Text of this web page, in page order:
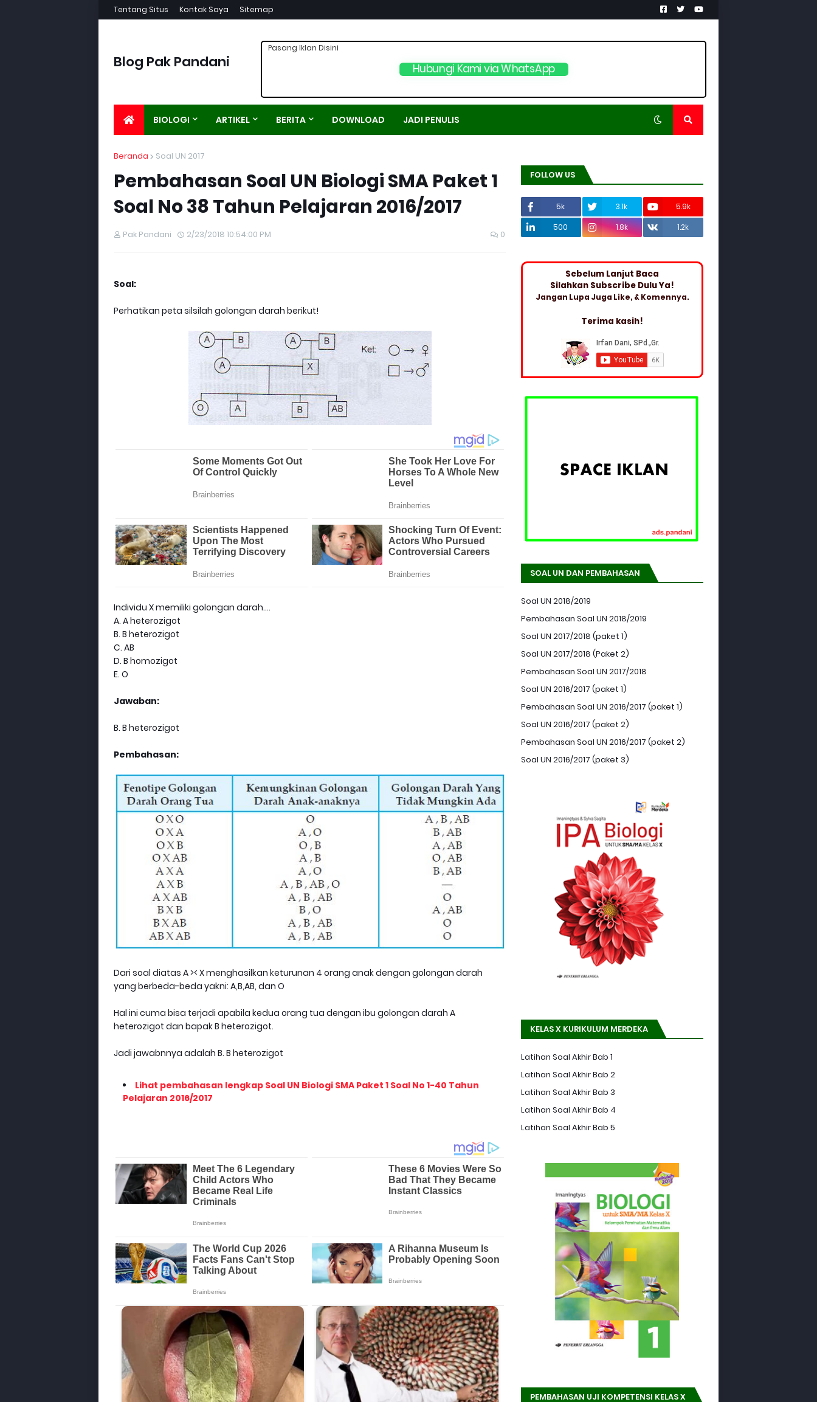
Tentang Situs Kontak Saya Sitemap
Blog Pak Pandani Hubungi Kami via WhatsApp
Pasang Iklan Disini
BIOLOGI ARTIKEL BERITA DOWNLOAD JADI PENULIS
Beranda Soal UN 2017
Pembahasan Soal UN Biologi SMA Paket 1
Soal No 38 Tahun Pelajaran 2016/2017
Pak Pandani 2/23/2018 10:54:00 PM 0
Soal:
Perhatikan peta silsilah golongan darah berikut!
Individu X memiliki golongan darah….
A. A heterozigot
B. B heterozigot
C. AB
D. B homozigot
E. O
Jawaban:
B. B heterozigot
Pembahasan:
Dari soal diatas A >< X menghasilkan keturunan 4 orang anak dengan golongan darah
yang berbeda-beda yakni: A,B,AB, dan O
Hal ini cuma bisa terjadi apabila kedua orang tua dengan ibu golongan darah A
heterozigot dan bapak B heterozigot.
Jadi jawabnnya adalah B. B heterozigot
Lihat pembahasan lengkap Soal UN Biologi SMA Paket 1 Soal No 1-40 Tahun
Pelajaran 2016/2017
FOLLOW US
5k 3.1k
5.9k
500
1.8k 1.2k
Sebelum Lanjut Baca
Silahkan Subscribe Dulu Ya!
Jangan Lupa Juga Like, & Komennya.
Terima kasih!
SOAL UN DAN PEMBAHASAN
Soal UN 2018/2019
Pembahasan Soal UN 2018/2019
Soal UN 2017/2018 (paket 1)
Soal UN 2017/2018 (Paket 2)
Pembahasan Soal UN 2017/2018
Soal UN 2016/2017 (paket 1)
Pembahasan Soal UN 2016/2017 (paket 1)
Soal UN 2016/2017 (paket 2)
Pembahasan Soal UN 2016/2017 (paket 2)
Soal UN 2016/2017 (paket 3)
KELAS X KURIKULUM MERDEKA
Latihan Soal Akhir Bab 1
Latihan Soal Akhir Bab 2
Latihan Soal Akhir Bab 3
Latihan Soal Akhir Bab 4
Latihan Soal Akhir Bab 5
PEMBAHASAN UJI KOMPETENSI KELAS X